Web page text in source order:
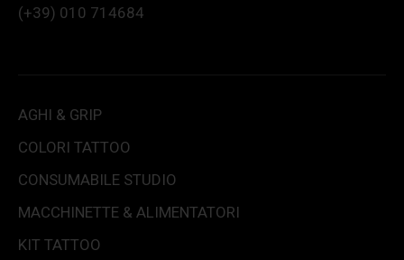
(+39) 010 714684
AGHI & GRIP
COLORI TATTOO
CONSUMABILE STUDIO
MACCHINETTE & ALIMENTATORI
KIT TATTOO